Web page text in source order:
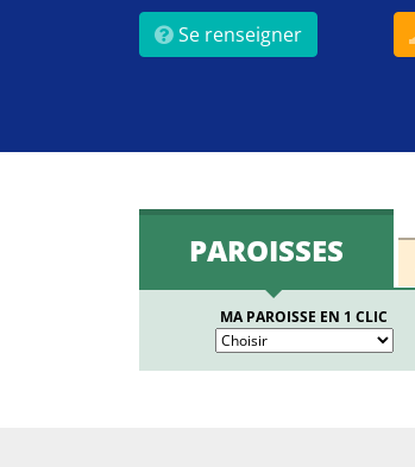
Se renseigner
PAROISSES
MA PAROISSE EN 1 CLIC